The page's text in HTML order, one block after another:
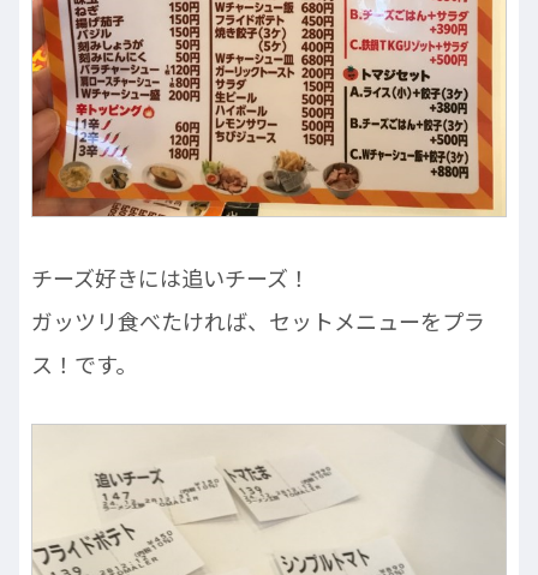
チーズ好きには追いチーズ！
ガッツリ食べたければ、セットメニューをプラ
ス！です。